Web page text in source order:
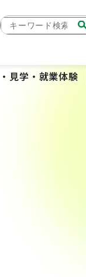
検索
見学・就業体験